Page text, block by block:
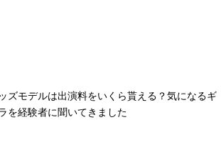
ズモデルは出演料をいくら貰える？気になるギ
を経験者に聞いてきました